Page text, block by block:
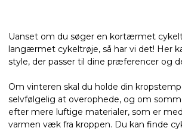
Uanset om du søger en kortærmet
langærmet cykeltrøje, så har vi det! Her
style, der passer til dine præferencer og
Om vinteren skal du holde din
selvfølgelig at overophede, og om
efter mere luftige materialer, som er
varmen væk fra kroppen. Du kan finde